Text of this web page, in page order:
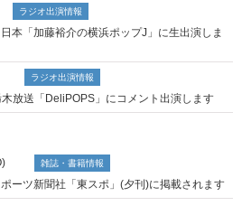
ラジオ出演情報
本「加藤裕介の横浜ポップJ」に生出演しま
ラジオ出演情報
放送「DeliPOPS」にコメント出演します
雑誌・書籍情報
ーツ新聞社「東スポ」(夕刊)に掲載されます